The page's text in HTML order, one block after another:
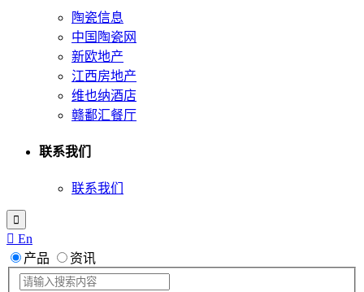
陶瓷信息
中国陶瓷网
新欧地产
江西房地产
维也纳酒店
赣鄱汇餐厅
联系我们
联系我们

 En
产品
资讯